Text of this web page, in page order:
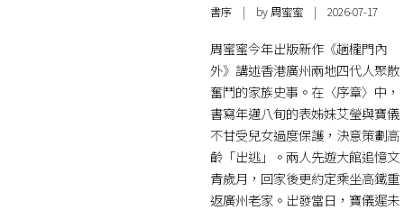
書序| by周蜜蜜| 2026-07-17
周蜜蜜今年出版新作《趟櫳門內
外》講述香港廣州兩地四代人聚散
奮鬥的家族史事。在〈序章〉中，
書寫年邁八旬的表姊妹艾瑩與寶儀
不甘受兒女過度保護，決意策劃高
齡「出逃」。兩人先遊大館追憶文
青歲月，回家後更約定乘坐高鐵重
返廣州老家。出發當日，寶儀遲未